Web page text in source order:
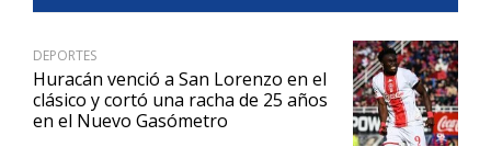
DEPORTES
Huracán venció a San Lorenzo en el
clásico y cortó una racha de 25 años
en el Nuevo Gasómetro